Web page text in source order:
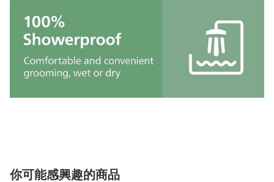
你可能感興趣的商品